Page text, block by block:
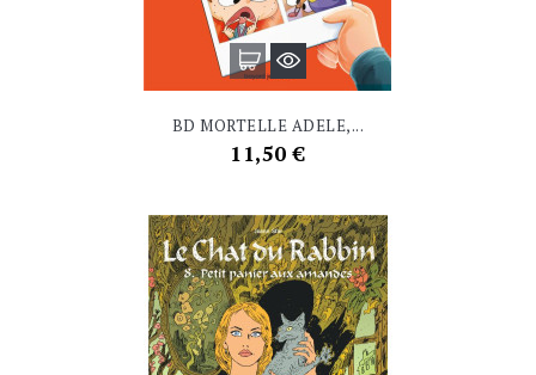
BD MORTELLE ADELE,...
Prix
11,50 €